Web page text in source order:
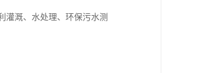
灌溉、水处理、环保污水测